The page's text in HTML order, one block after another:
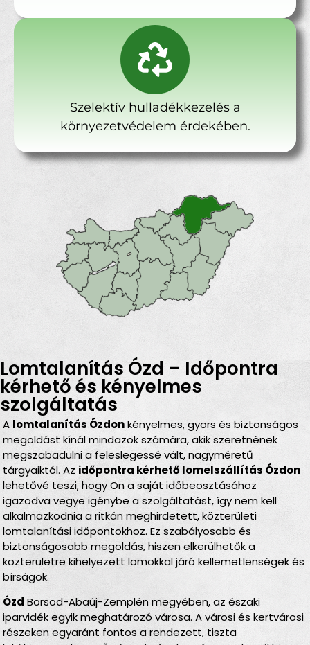
Szelektív hulladékkezelés a
környezetvédelem érdekében.
Lomtalanítás Ózd – Időpontra
kérhető és kényelmes
szolgáltatás
A lomtalanítás Ózdonkényelmes, gyors és biztonságos
megoldást kínál mindazok számára, akik szeretnének
megszabadulni a feleslegessé vált, nagyméretű
tárgyaiktól. Az időpontra kérhető lomelszállítás Ózdon
lehetővé teszi, hogy Ön a saját időbeosztásához
igazodva vegye igénybe a szolgáltatást, így nem kell
alkalmazkodnia a ritkán meghirdetett, közterületi
lomtalanítási időpontokhoz. Ez szabályosabb és
biztonságosabb megoldás, hiszen elkerülhetők a
közterületre kihelyezett lomokkal járó kellemetlenségek és
bírságok.
Ózd Borsod-Abaúj-Zemplén megyében, az északi
iparvidék egyik meghatározó városa. A városi és kertvárosi
részeken egyaránt fontos a rendezett, tiszta